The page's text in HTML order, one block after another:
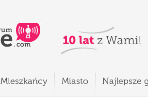
Mieszkańcy Miasto Najlepsze